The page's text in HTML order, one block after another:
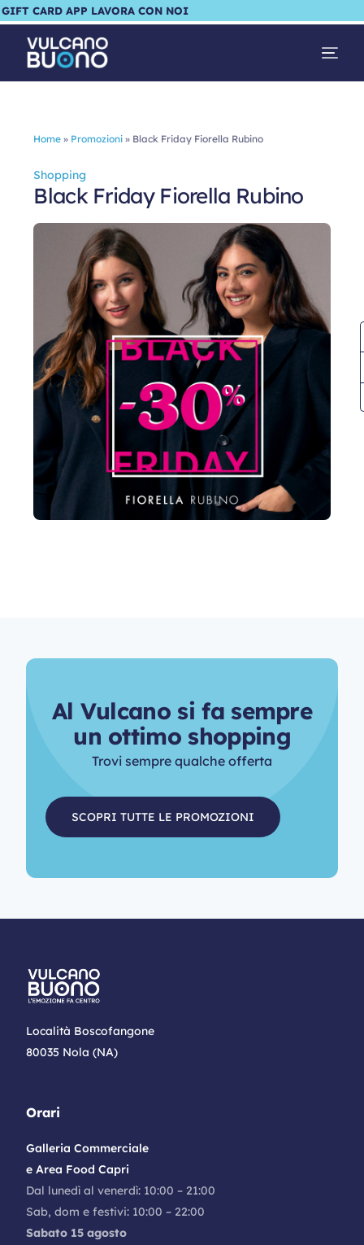
GIFT CARD APP LAVORA CON NOI
Home » Promozioni » Black Friday Fiorella Rubino
Shopping
Black Friday Fiorella Rubino
Al Vulcano si fa sempre
un ottimo shopping
Trovi sempre qualche offerta
SCOPRI TUTTE LE PROMOZIONI
Località Boscofangone
80035 Nola (NA)
Orari
Galleria Commerciale
e Area Food Capri
Dal lunedì al venerdì: 10:00 – 21:00
Sab, dom e festivi: 10:00 – 22:00
Sabato 15 agosto